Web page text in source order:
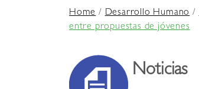
Home/Desarrollo Humano/
entre propuestas de jóvenes
Noticias